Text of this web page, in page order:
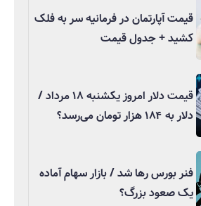
قیمت آپارتمان در فرمانیه سر به فلک
کشید + جدول قیمت
قیمت دلار امروز یکشنبه ۱۸ مرداد /
دلار به ۱۸۴ هزار تومان می‌رسد؟
فنر بورس رها شد / بازار سهام آماده
یک صعود بزرگ؟